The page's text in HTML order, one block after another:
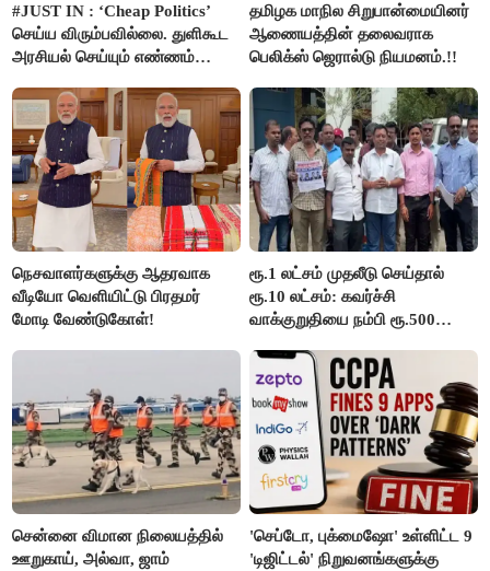
#JUST IN : ‘Cheap Politics’
செய்ய விரும்பவில்லை. துளிகூட
அரசியல் செய்யும் எண்ணம்
விஜய் பதில்!
தமிழக மாநில சிறுபான்மையினர்
ஆணையத்தின் தலைவராக
பெலிக்ஸ் ஜெரால்டு நியமனம்.!!
நெசவாளர்களுக்கு ஆதரவாக
வீடியோ வெளியிட்டு பிரதமர்
மோடி வேண்டுகோள்!
ரூ.1 லட்சம் முதலீடு செய்தால்
ரூ.10 லட்சம்: கவர்ச்சி
வாக்குறுதியை நம்பி ரூ.500
மக்கள்!
சென்னை விமான நிலையத்தில்
ஊறுகாய், அல்வா, ஜாம்
'செப்டோ, புக்மைஷோ' உள்ளிட்ட 9
'டிஜிட்டல்' நிறுவனங்களுக்கு